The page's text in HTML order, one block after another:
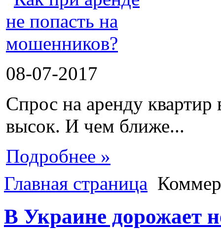
08-07-2017
Спрос на аренду квартир
высок. И чем ближе...
Подробнее »
Главная страница
В Украине дорожает